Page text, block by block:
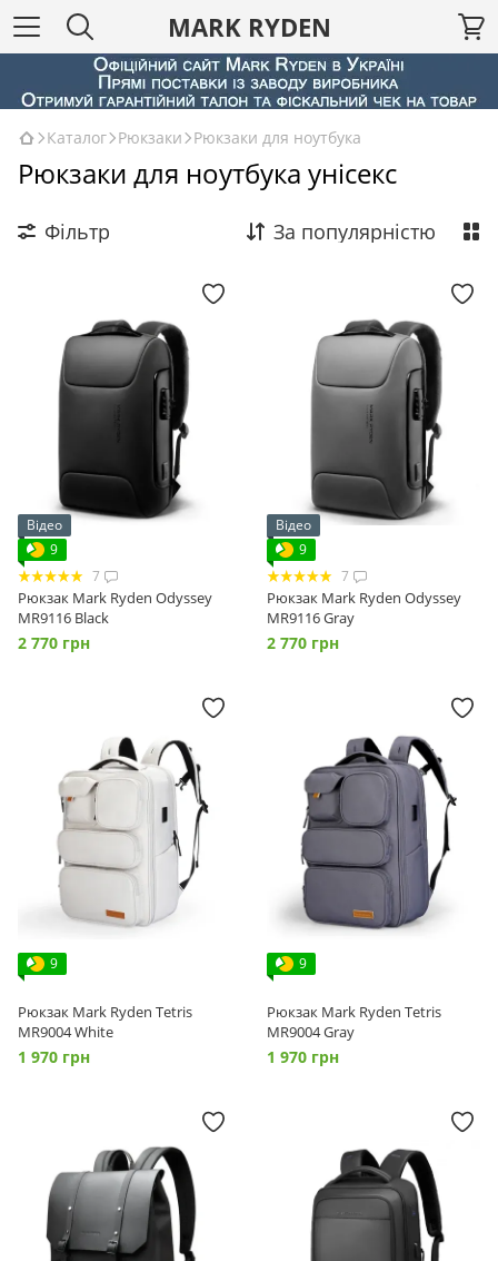
MARK RYDEN
Каталог Рюкзаки Рюкзаки для ноутбука
Рюкзаки для ноутбука унісекс
Фільтр За популярністю
Відео
9
7
Рюкзак Mark Ryden Odyssey
MR9116 Black
2 770 грн
Відео
9
7
Рюкзак Mark Ryden Odyssey
MR9116 Gray
2 770 грн
9
Рюкзак Mark Ryden Tetris
MR9004 White
1 970 грн
9
Рюкзак Mark Ryden Tetris
MR9004 Gray
1 970 грн